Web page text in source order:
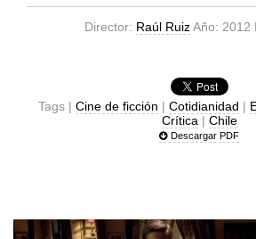
Director: Raúl RuizAño: 2012
Tags | Cine de ficción | Cotidianidad |
Crítica | Chile
Descargar PDF